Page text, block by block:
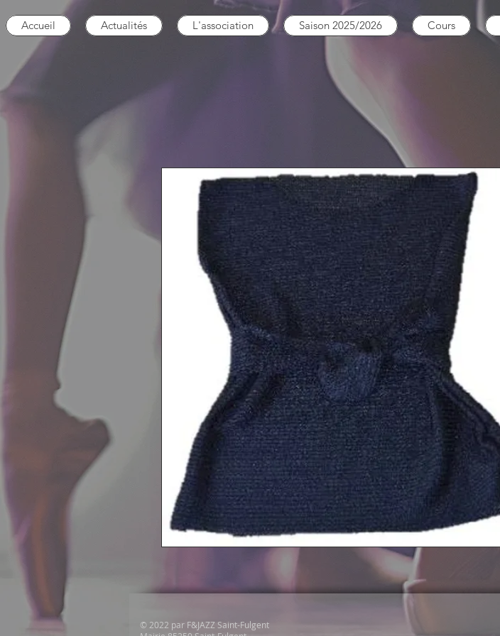
Accueil Actualités L'association Saison 2025/2026 Cours
© 2022 par F&JAZZ Saint-Fulgent